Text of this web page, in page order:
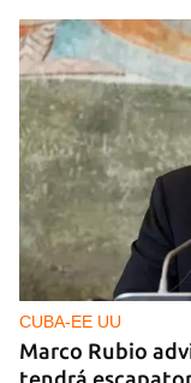
CUBA-EE UU
Marco Rubio
tendrá